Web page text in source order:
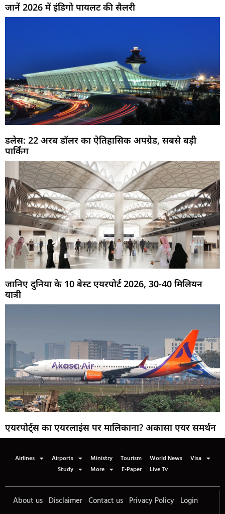
जानें 2026 में इंडिगो पायलट की सैलरी
डलेस: 22 अरब डॉलर का ऐतिहासिक अपग्रेड, सबसे बड़ी
पार्किंग
जानिए दुनिया के 10 बेस्ट एयरपोर्ट 2026, 30-40 मिलियन
यात्री
एयरपोर्ट्स का एयरलाइंस पर मालिकाना? अकासा एयर समर्थन
Airlines Airports Ministry Tourism World News
Visa
Study
More E-Paper Live Tv
About us Disclaimer Contact us Privacy Policy Login